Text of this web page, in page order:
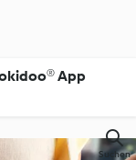
App
Suchen